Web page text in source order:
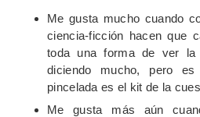
Me gusta mucho cuando
ciencia-ficción hacen que
toda una forma de ver
diciendo mucho, pero
pincelada es el kit de la
Me gusta más aún